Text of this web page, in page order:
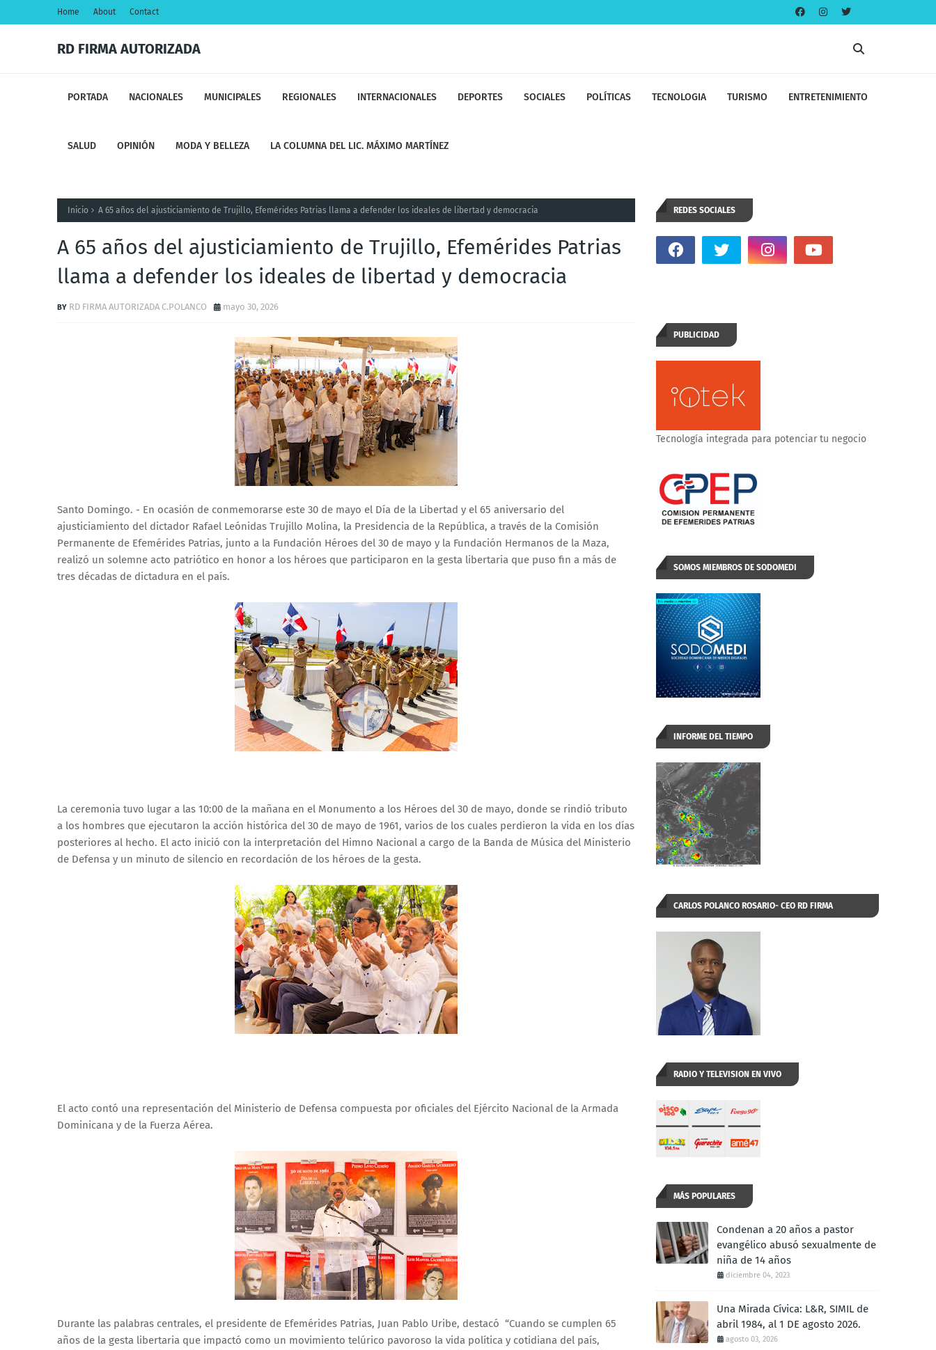
Home About Contact
RD FIRMA AUTORIZADA
PORTADA NACIONALES MUNICIPALES REGIONALES INTERNACIONALES DEPORTES SOCIALES POLÍTICAS TECNOLOGIA TURISMO ENTRETENIMIENTO
SALUD OPINIÓN MODA Y BELLEZA LA COLUMNA DEL LIC. MÁXIMO MARTÍNEZ
Inicio A 65 años del ajusticiamiento de Trujillo, Efemérides Patrias llama a defender los ideales de libertad y democracia
A 65 años del ajusticiamiento de Trujillo, Efemérides Patrias
llama a defender los ideales de libertad y democracia
RD FIRMA AUTORIZADA C.POLANCO mayo 30, 2026
Santo Domingo. - En ocasión de conmemorarse este 30 de mayo el Día de la Libertad y el 65 aniversario del
ajusticiamiento del dictador Rafael Leónidas Trujillo Molina, la Presidencia de la República, a través de la Comisión
Permanente de Efemérides Patrias, junto a la Fundación Héroes del 30 de mayo y la Fundación Hermanos de la Maza,
realizó un solemne acto patriótico en honor a los héroes que participaron en la gesta libertaria que puso fin a más de
tres décadas de dictadura en el país.
La ceremonia tuvo lugar a las 10:00 de la mañana en el Monumento a los Héroes del 30 de mayo, donde se rindió tributo
a los hombres que ejecutaron la acción histórica del 30 de mayo de 1961, varios de los cuales perdieron la vida en los días
posteriores al hecho. El acto inició con la interpretación del Himno Nacional a cargo de la Banda de Música del Ministerio
de Defensa y un minuto de silencio en recordación de los héroes de la gesta.
El acto contó una representación del Ministerio de Defensa compuesta por oficiales del Ejército Nacional de la Armada
Dominicana y de la Fuerza Aérea.
Durante las palabras centrales, el presidente de Efemérides Patrias, Juan Pablo Uribe, destacó “Cuando se cumplen 65
años de la gesta libertaria que impactó como un movimiento telúrico pavoroso la vida política y cotidiana del país,
REDES SOCIALES
PUBLICIDAD
Tecnología integrada para potenciar tu negocio
SOMOS MIEMBROS DE SODOMEDI
INFORME DEL TIEMPO
CARLOS POLANCO ROSARIO- CEO RD FIRMA
AUTORIZADA
RADIO Y TELEVISION EN VIVO
MÁS POPULARES
Condenan a 20 años a pastor
evangélico abusó sexualmente de
niña de 14 años
diciembre 04, 2023
Una Mirada Cívica: L&R, SIMIL de
abril 1984, al 1 DE agosto 2026.
agosto 03, 2026